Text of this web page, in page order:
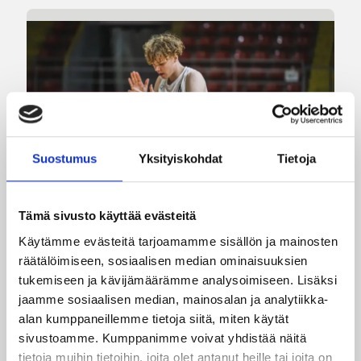
Suostumus Yksityiskohdat Tietoja
Tämä sivusto käyttää evästeitä
Käytämme evästeitä tarjoamamme sisällön ja mainosten
räätälöimiseen, sosiaalisen median ominaisuuksien
tukemiseen ja kävijämäärämme analysoimiseen. Lisäksi
jaamme sosiaalisen median, mainosalan ja analytiikka-
alan kumppaneillemme tietoja siitä, miten käytät
sivustoamme. Kumppanimme voivat yhdistää näitä
tietoja muihin tietoihin, joita olet antanut heille tai joita on
EM-kilpailut 08.08.2026 00:37
Suomen 16-vuotiaat pojat
voittivat Luxemburgin – EM-